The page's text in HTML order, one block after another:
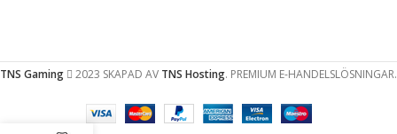
TNS Gaming 2023 SKAPAD AV TNS Hosting. PREMIUM E-HANDELSLÖSNINGAR.